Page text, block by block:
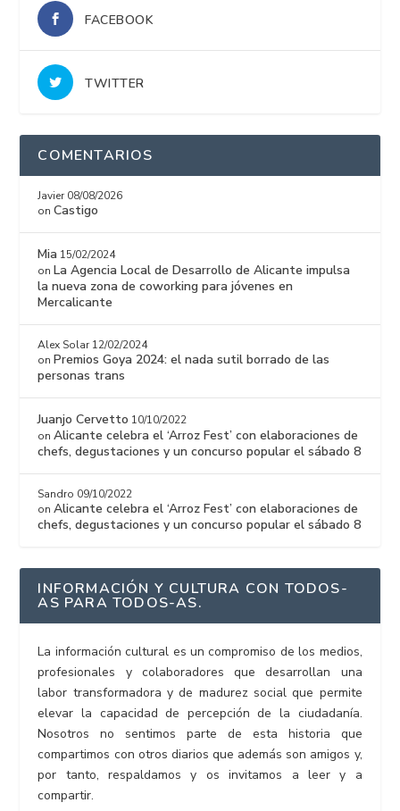
FACEBOOK
TWITTER
COMENTARIOS
Javier 08/08/2026
onCastigo
Mia 15/02/2024
on La Agencia Local de Desarrollo de Alicante impulsa
la nueva zona de coworking para jóvenes en
Mercalicante
Alex Solar 12/02/2024
on Premios Goya 2024: el nada sutil borrado de las
personas trans
Juanjo Cervetto 10/10/2022
onAlicante celebra el ‘Arroz Fest’ con elaboraciones de
chefs, degustaciones y un concurso popular el sábado 8
Sandro 09/10/2022
onAlicante celebra el ‘Arroz Fest’ con elaboraciones de
chefs, degustaciones y un concurso popular el sábado 8
INFORMACIÓN Y CULTURA CON TODOS-
AS PARA TODOS-AS.
La información cultural es un compromiso de los medios,
profesionales y colaboradores que desarrollan una
labor transformadora y de madurez social que permite
elevar la capacidad de percepción de la ciudadanía.
Nosotros no sentimos parte de esta historia que
compartimos con otros diarios que además son amigos y,
por tanto, respaldamos y os invitamos a leer y a
compartir.